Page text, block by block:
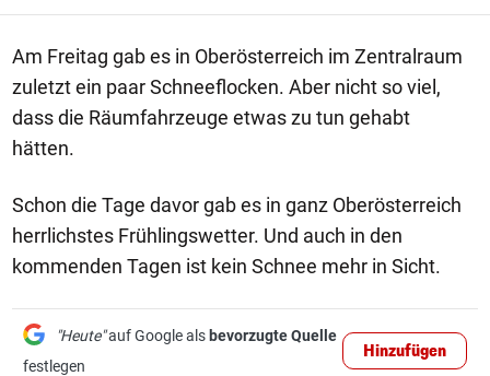
Am Freitag gab es in Oberösterreich im Zentralraum
zuletzt ein paar Schneeflocken. Aber nicht so viel,
dass die Räumfahrzeuge etwas zu tun gehabt
hätten.
Schon die Tage davor gab es in ganz Oberösterreich
herrlichstes Frühlingswetter. Und auch in den
kommenden Tagen ist kein Schnee mehr in Sicht.
"Heute"auf Google als bevorzugte Quelle
festlegen
Hinzufügen